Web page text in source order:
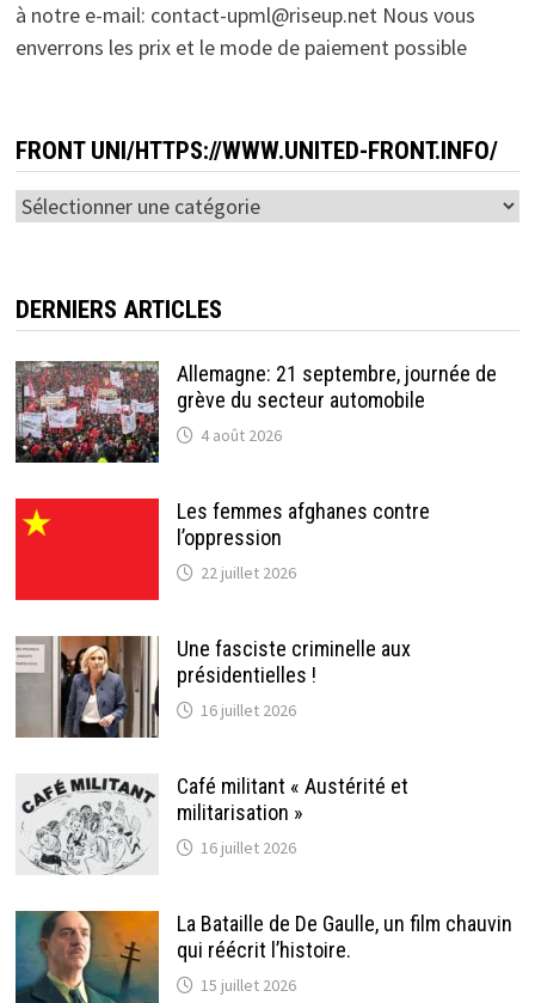
à notre e-mail: contact-upml@riseup.net Nous vous
enverrons les prix et le mode de paiement possible
FRONT UNI/HTTPS://WWW.UNITED-FRONT.INFO/
Front
DERNIERS ARTICLES
Allemagne: 21 septembre, journée de
grève du secteur automobile
4 août 2026
Les femmes afghanes contre
l’oppression
22 juillet 2026
Une fasciste criminelle aux
présidentielles !
16 juillet 2026
Café militant « Austérité et
militarisation »
16 juillet 2026
La Bataille de De Gaulle, un film chauvin
qui réécrit l’histoire.
15 juillet 2026